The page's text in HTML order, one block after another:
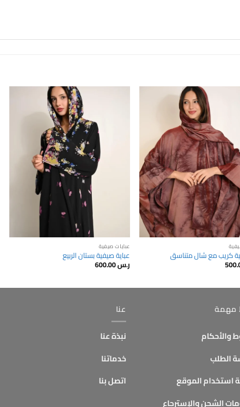
كريب مع شال متناسق
عبايات صيفية
عباية صيفية بستان الربيع
ر.س600.00
مهمة
والأحكام
الطلب
استخدام الموقع
الشحن والإسترجاع
عنا
نبذة عنا
خدماتنا
اتصل بنا